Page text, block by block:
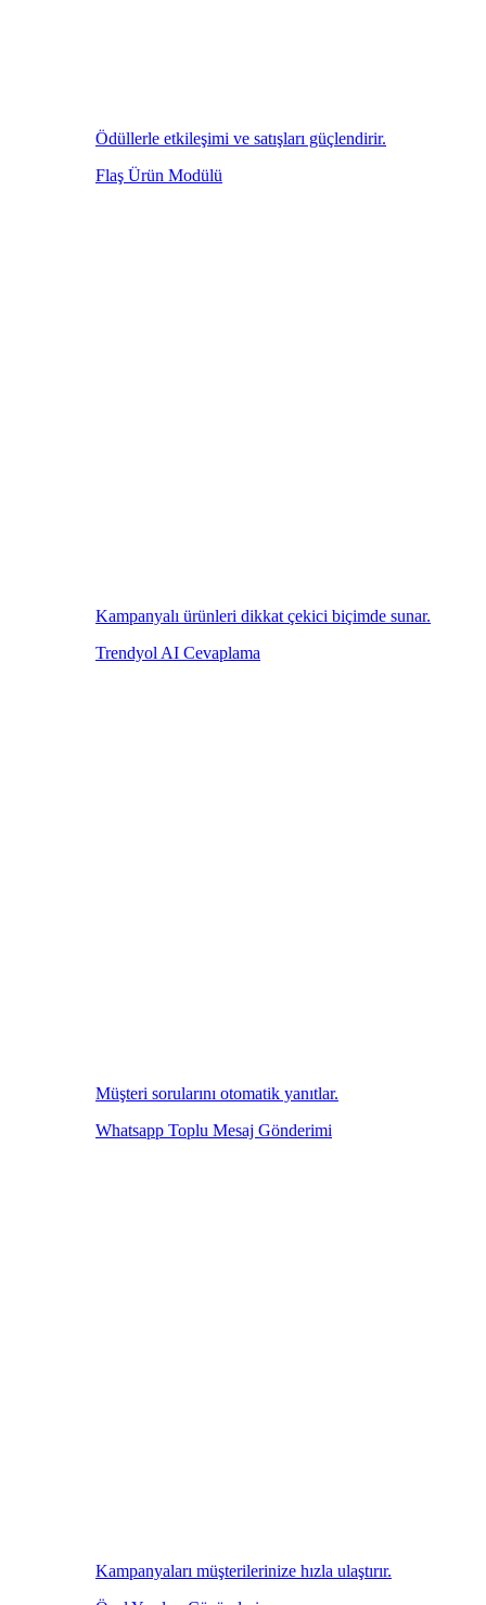
Ödüllerle etkileşimi ve satışları güçlendirir.
Flaş Ürün Modülü
Kampanyalı ürünleri dikkat çekici biçimde sunar.
Trendyol AI Cevaplama
Müşteri sorularını otomatik yanıtlar.
Whatsapp Toplu Mesaj Gönderimi
Kampanyaları müşterilerinize hızla ulaştırır.